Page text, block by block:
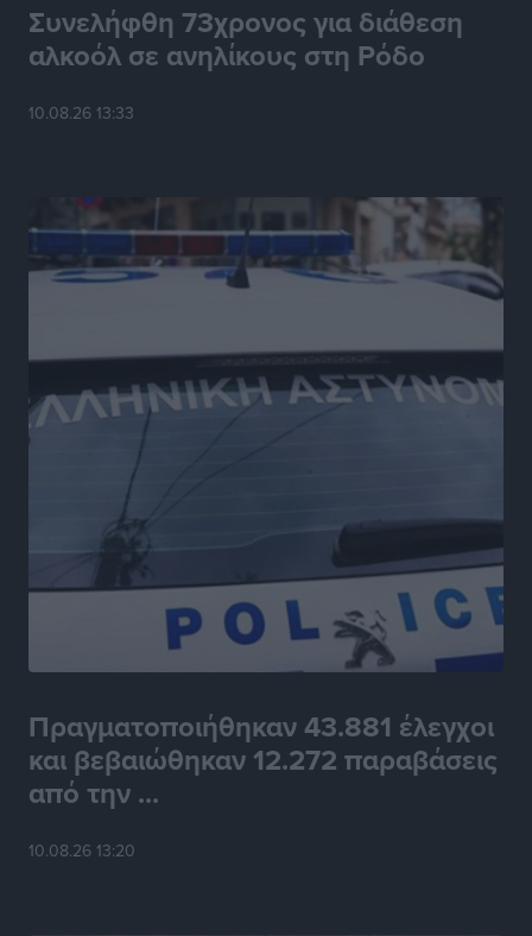
Συνελήφθη 73χρονος για διάθεση
αλκοόλ σε ανηλίκους στη Ρόδο
10.08.26 13:33
Πραγματοποιήθηκαν 43.881 έλεγχοι
και βεβαιώθηκαν 12.272 παραβάσεις
από την ...
10.08.26 13:20